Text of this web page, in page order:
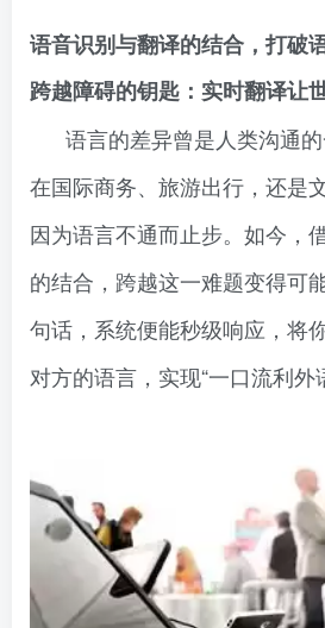
语音识别与翻译的结合，打破
跨越障碍的钥匙：实时翻译让
语言的差异曾是人类沟通
在国际商务、旅游出行，还是
因为语言不通而止步。如今，
的结合，跨越这一难题变得可
句话，系统便能秒级响应，将
对方的语言，实现“一口流利外